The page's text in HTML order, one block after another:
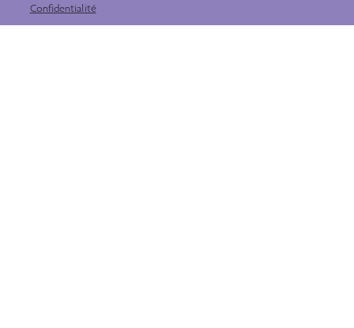
Confidentialité